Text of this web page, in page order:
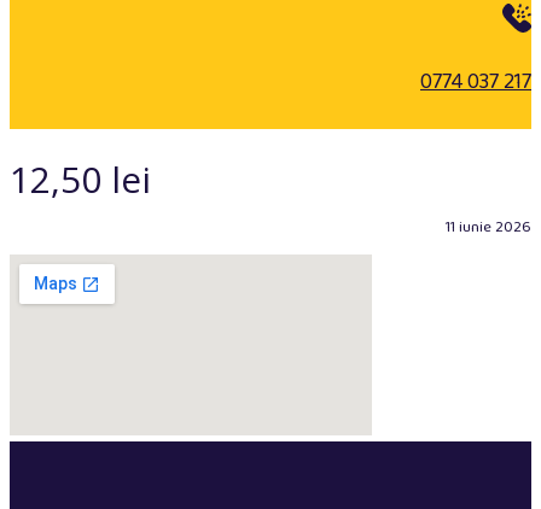
0774 037 217
12,50 lei
11 iunie 2026